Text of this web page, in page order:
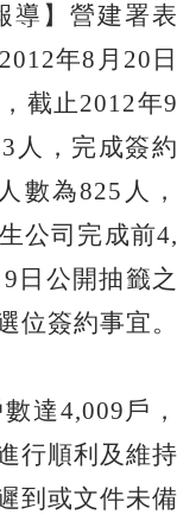
導】營建署表
年8月20日
截止2012年9
人，完成簽約
數為825人，
公司完成前4,
日公開抽籤之
位簽約事宜。
達4,009戶，
行順利及維持
到或文件未備